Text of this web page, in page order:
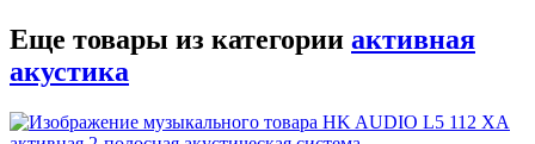
Еще товары из категории активная
акустика